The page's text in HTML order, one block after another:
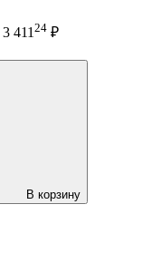
3 411 24 ₽
В корзину